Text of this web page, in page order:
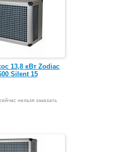
13,8 кВт Zodiac
Silent 15
нельзя заказать